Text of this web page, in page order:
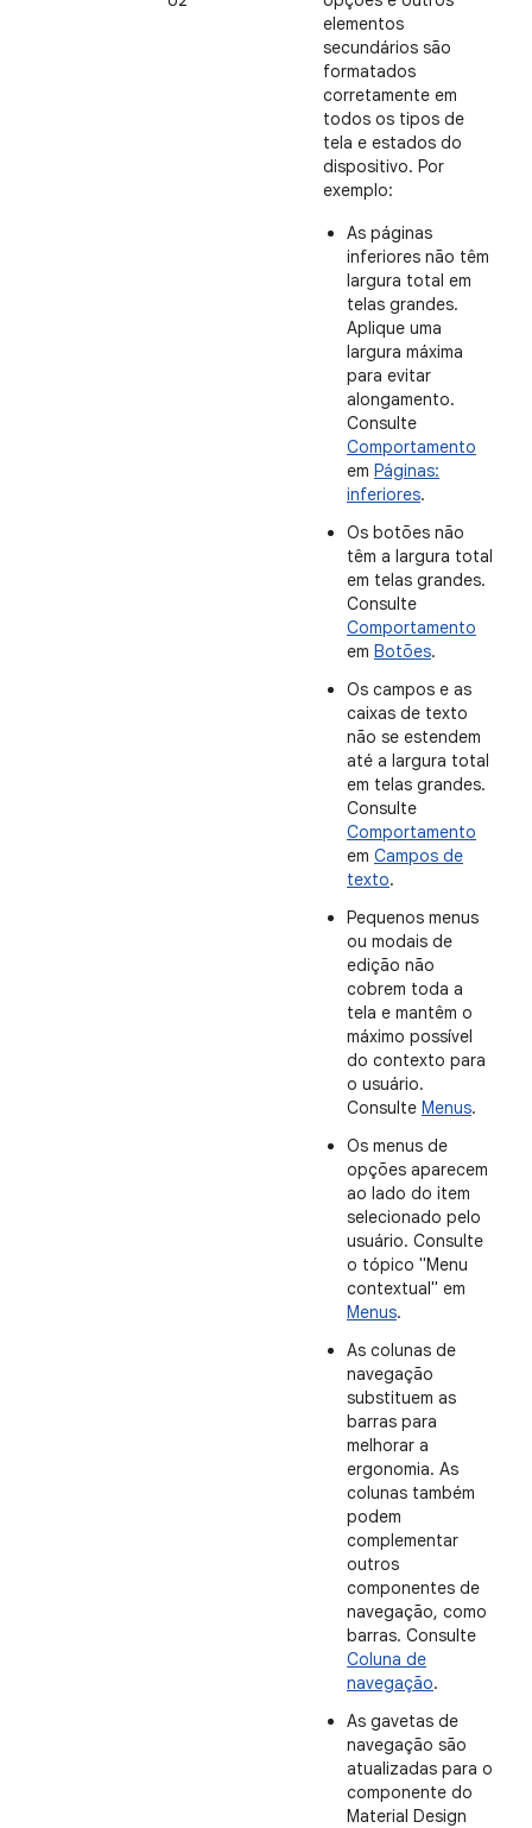
elementos
secundários são
formatados
corretamente em
todos os tipos de
tela e estados do
dispositivo. Por
exemplo:
As páginas
inferiores não têm
largura total em
telas grandes.
Aplique uma
largura máxima
para evitar
alongamento.
Consulte
Comportamento
em Páginas:
inferiores.
Os botões não
têm a largura total
em telas grandes.
Consulte
Comportamento
em Botões.
Os campos e as
caixas de texto
não se estendem
até a largura total
em telas grandes.
Consulte
Comportamento
em Campos de
texto.
Pequenos menus
ou modais de
edição não
cobrem toda a
tela e mantêm o
máximo possível
do contexto para
o usuário.
Consulte Menus.
Os menus de
opções aparecem
ao lado do item
selecionado pelo
usuário. Consulte
o tópico "Menu
contextual" em
Menus.
As colunas de
navegação
substituem as
barras para
melhorar a
ergonomia. As
colunas também
podem
complementar
outros
componentes de
navegação, como
barras. Consulte
Coluna de
navegação.
As gavetas de
navegação são
atualizadas para o
componente do
Material Design